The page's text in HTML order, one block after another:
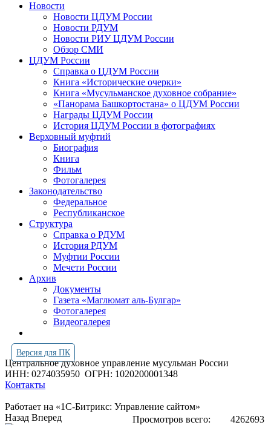
Новости
Новости ЦДУМ России
Новости РДУМ
Новости РИУ ЦДУМ России
Обзор СМИ
ЦДУМ России
Справка о ЦДУМ России
Книга «Исторические очерки»
Книга «Мусульманское духовное собрание»
«Панорама Башкортостана» о ЦДУМ России
Награды ЦДУМ России
История ЦДУМ России в фотографиях
Верховный муфтий
Биография
Книга
Фильм
Фотогалерея
Законодательство
Федеральное
Республиканское
Структура
Справка о РДУМ
История РДУМ
Муфтии России
Мечети России
Архив
Документы
Газета «Маглюмат аль-Булгар»
Фотогалерея
Видеогалерея
Версия для ПК
Центральное духовное управление мусульман России
ИНН: 0274035950 ОГРН: 1020200001348
Контакты
Работает на «1С-Битрикс: Управление сайтом»
Просмотров всего:
4262693
Назад Вперед